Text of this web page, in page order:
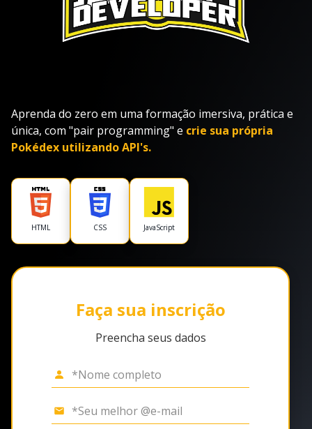
Aprenda do zero em uma formação imersiva, prática e
única, com "pair programming" e crie sua própria
Pokédex utilizando API's.
HTML CSS JavaScript
Faça sua inscrição
Preencha seus dados